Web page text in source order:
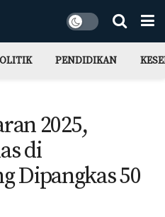
PENDIDIKAN
2025,
di
Dipangkas 50